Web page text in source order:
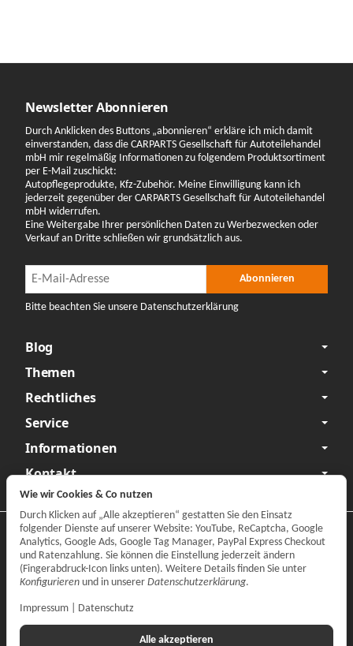
Newsletter Abonnieren
Durch Anklicken des Buttons „abonnieren“ erkläre ich mich damit
einverstanden, dass die CARPARTS Gesellschaft für Autoteilehandel
mbH mir regelmäßig Informationen zu folgendem Produktsortiment
per E-Mail zuschickt:
Autopflegeprodukte, Kfz-Zubehör. Meine Einwilligung kann ich
jederzeit gegenüber der CARPARTS Gesellschaft für Autoteilehandel
mbH widerrufen.
Eine Weitergabe Ihrer persönlichen Daten zu Werbezwecken oder
Verkauf an Dritte schließen wir grundsätzlich aus.
Newsletter Abonnieren Abonnieren
Bitte beachten Sie unsere Datenschutzerklärung
Blog
Themen
Rechtliches
Service
Informationen
Kontakt
Datenschutzerklärung •Impressum
Vertrag widerrufen
Alle akzeptieren
Wie wir Cookies & Co nutzen
Durch Klicken auf „Alle akzeptieren“ gestatten Sie den Einsatz
folgender Dienste auf unserer Website: YouTube, ReCaptcha, Google
Analytics, Google Ads, Google Tag Manager, PayPal Express Checkout
und Ratenzahlung. Sie können die Einstellung jederzeit ändern
(Fingerabdruck-Icon links unten). Weitere Details finden Sie unter
Konfigurieren und in unserer Datenschutzerklärung.
Impressum Datenschutz